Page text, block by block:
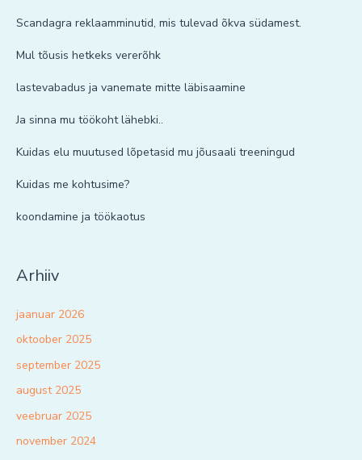
Scandagra reklaamminutid, mis tulevad õkva südamest.
Mul tõusis hetkeks vererõhk
lastevabadus ja vanemate mitte läbisaamine
Ja sinna mu töökoht lähebki..
Kuidas elu muutused lõpetasid mu jõusaali treeningud
Kuidas me kohtusime?
koondamine ja töökaotus
Arhiiv
jaanuar 2026
oktoober 2025
september 2025
august 2025
veebruar 2025
november 2024